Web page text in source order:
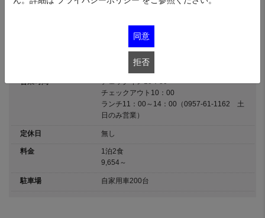
グルメ /店舗
0957-72-5420
営業時間
チェックイン15：30
チェックアウト10：00
ランチ11：00～14：00（0957-61-1162 土
日のみ営業）
定休日 無し
料金
1泊2食
9,654～
駐車場 自家用車200台
同意
拒否